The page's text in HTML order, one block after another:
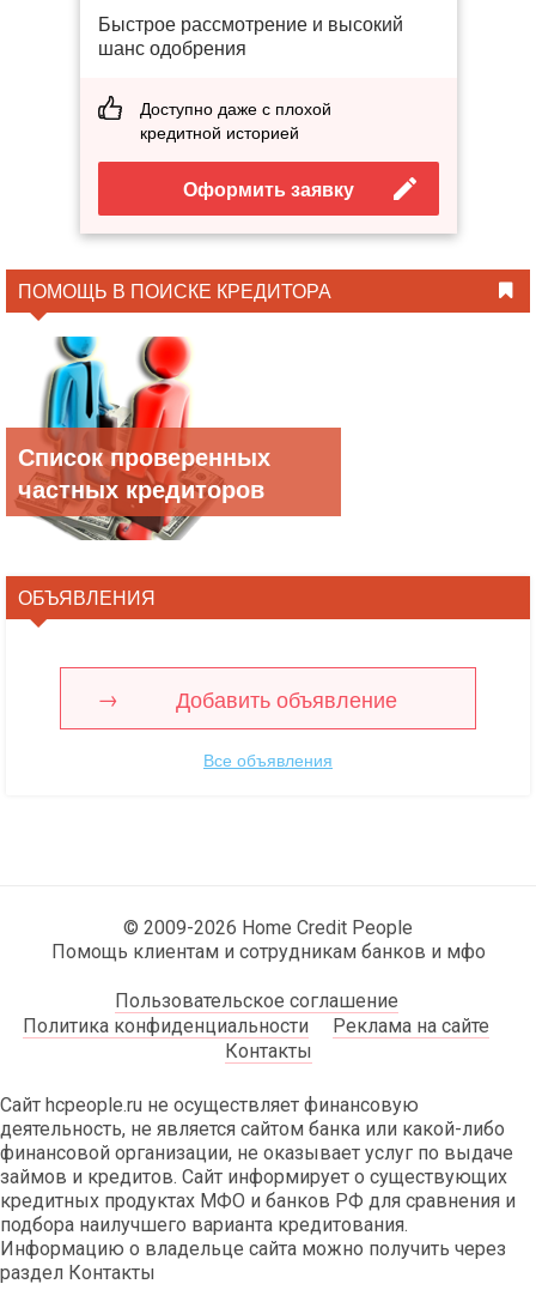
Быстрое рассмотрение и высокий
шанс одобрения
Доступно даже с плохой
кредитной историей
Оформить заявку
ПОМОЩЬ В ПОИСКЕ КРЕДИТОРА
Список проверенных
частных кредиторов
ОБЪЯВЛЕНИЯ
Добавить объявление
Все объявления
© 2009-2026 Home Credit People
Помощь клиентам и сотрудникам банков и мфо
Пользовательское соглашение
Политика конфиденциальности
Реклама на сайте
Контакты
Сайт hcpeople.ru не осуществляет финансовую
деятельность, не является сайтом банка или какой-либо
финансовой организации, не оказывает услуг по выдаче
займов и кредитов. Сайт информирует о существующих
кредитных продуктах МФО и банков РФ для сравнения и
подбора наилучшего варианта кредитования.
Информацию о владельце сайта можно получить через
раздел Контакты